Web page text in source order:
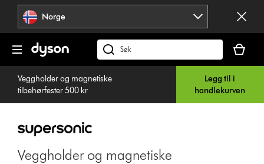
Hopp
navigering
Norge
Søk
på
dyson.no
din
er
tom
Veggholder og magnetiske
tilbehørfester 500 kr
Legg til i
handlekurven
Veggholder og magnetiske